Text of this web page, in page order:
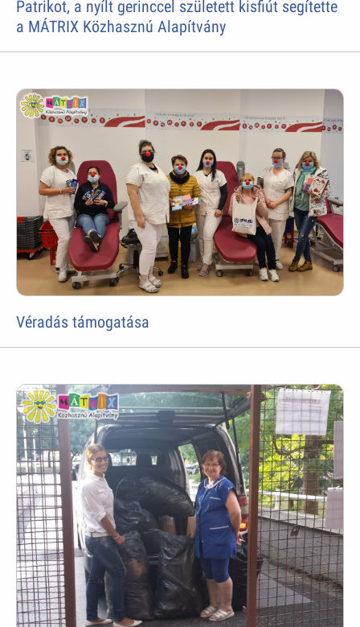
Patrikot, a nyílt gerinccel született kisfiút segítette
a MÁTRIX Közhasznú Alapítvány
Véradás támogatása